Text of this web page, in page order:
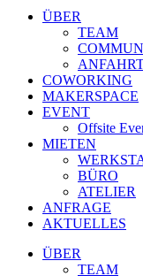
ÜBER
TEAM
COWORKING
MAKERSPACE
EVENT
Offsite
MIETEN
BÜRO
ATELIER
ANFRAGE
AKTUELLES
ÜBER
TEAM